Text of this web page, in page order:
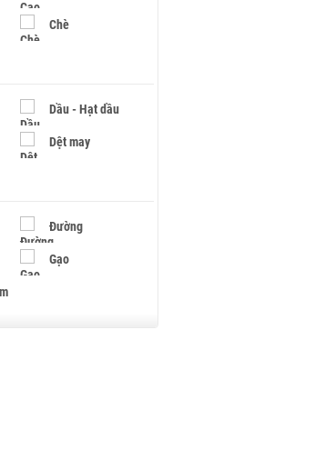
Chè
Dầu - Hạt dầu
Dệt may
Đường
Gạo